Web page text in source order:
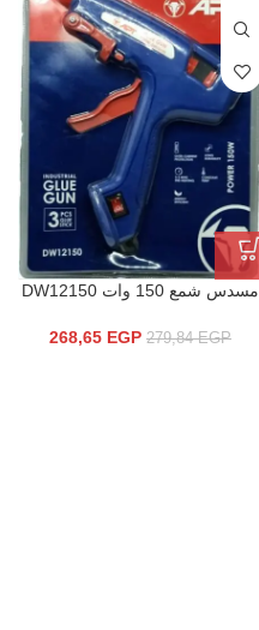
مسدس شمع 150 وات DW12150
279,84EGP
268,65 EGP